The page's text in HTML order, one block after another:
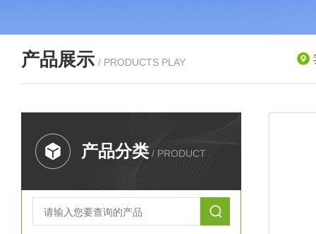
产品展示 / PRODUCTS PLAY
产品分类 / PRODUCT